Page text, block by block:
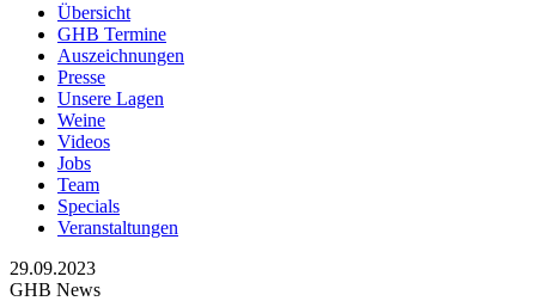
Übersicht
GHB Termine
Auszeichnungen
Presse
Unsere Lagen
Weine
Videos
Jobs
Team
Specials
Veranstaltungen
29.09.2023
GHB News